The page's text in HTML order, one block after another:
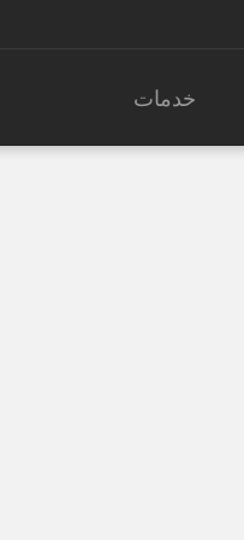
خدمات